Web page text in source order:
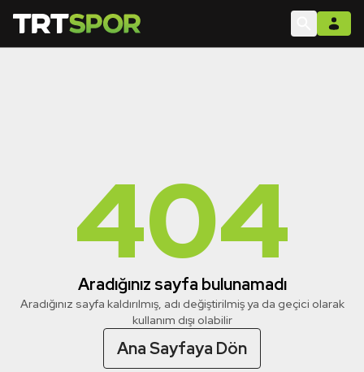
404
Aradığınız sayfa bulunamadı
Aradığınız sayfa kaldırılmış, adı değiştirilmiş ya da geçici olarak
kullanım dışı olabilir
Ana Sayfaya Dön